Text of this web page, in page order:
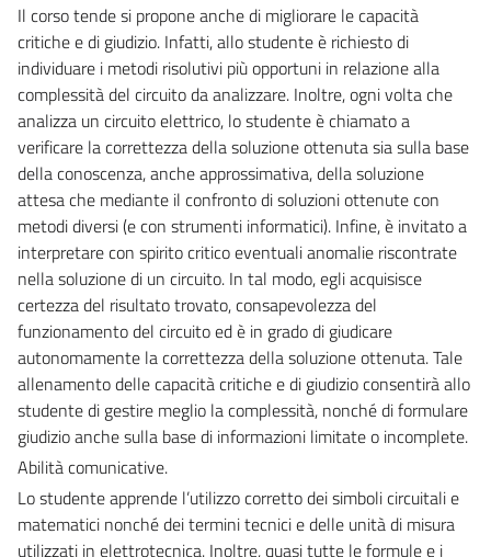
Il corso tende si propone anche di migliorare le capacità
critiche e di giudizio. Infatti, allo studente è richiesto di
individuare i metodi risolutivi più opportuni in relazione alla
complessità del circuito da analizzare. Inoltre, ogni volta che
analizza un circuito elettrico, lo studente è chiamato a
verificare la correttezza della soluzione ottenuta sia sulla base
della conoscenza, anche approssimativa, della soluzione
attesa che mediante il confronto di soluzioni ottenute con
metodi diversi (e con strumenti informatici). Infine, è invitato a
interpretare con spirito critico eventuali anomalie riscontrate
nella soluzione di un circuito. In tal modo, egli acquisisce
certezza del risultato trovato, consapevolezza del
funzionamento del circuito ed è in grado di giudicare
autonomamente la correttezza della soluzione ottenuta. Tale
allenamento delle capacità critiche e di giudizio consentirà allo
studente di gestire meglio la complessità, nonché di formulare
giudizio anche sulla base di informazioni limitate o incomplete.
Abilità comunicative.
Lo studente apprende l’utilizzo corretto dei simboli circuitali e
matematici nonché dei termini tecnici e delle unità di misura
utilizzati in elettrotecnica. Inoltre, quasi tutte le formule e i